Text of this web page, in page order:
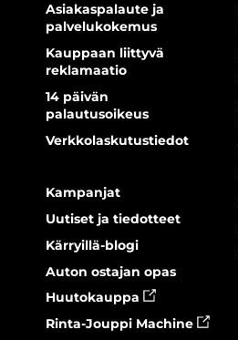
Asiakaspalaute ja
palvelukokemus
Kauppaan liittyvä
reklamaatio
14 päivän
palautusoikeus
Verkkolaskutustiedot
Kampanjat
Uutiset ja tiedotteet
Kärryillä-blogi
Auton ostajan opas
Huutokauppa
Rinta-Jouppi Machine